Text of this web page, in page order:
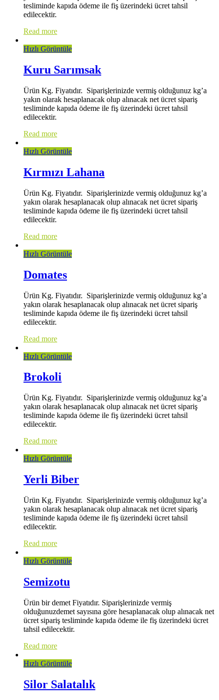
tesliminde kapıda ödeme ile fiş üzerindeki ücret tahsil
edilecektir.
Read more
Hızlı Görüntüle
Kuru Sarımsak
Ürün Kg. Fiyatıdır. Siparişlerinizde vermiş olduğunuz kg’a
yakın olarak hesaplanacak olup alınacak net ücret sipariş
tesliminde kapıda ödeme ile fiş üzerindeki ücret tahsil
edilecektir.
Read more
Hızlı Görüntüle
Kırmızı Lahana
Ürün Kg. Fiyatıdır. Siparişlerinizde vermiş olduğunuz kg’a
yakın olarak hesaplanacak olup alınacak net ücret sipariş
tesliminde kapıda ödeme ile fiş üzerindeki ücret tahsil
edilecektir.
Read more
Hızlı Görüntüle
Domates
Ürün Kg. Fiyatıdır. Siparişlerinizde vermiş olduğunuz kg’a
yakın olarak hesaplanacak olup alınacak net ücret sipariş
tesliminde kapıda ödeme ile fiş üzerindeki ücret tahsil
edilecektir.
Read more
Hızlı Görüntüle
Brokoli
Ürün Kg. Fiyatıdır. Siparişlerinizde vermiş olduğunuz kg’a
yakın olarak hesaplanacak olup alınacak net ücret sipariş
tesliminde kapıda ödeme ile fiş üzerindeki ücret tahsil
edilecektir.
Read more
Hızlı Görüntüle
Yerli Biber
Ürün Kg. Fiyatıdır. Siparişlerinizde vermiş olduğunuz kg’a
yakın olarak hesaplanacak olup alınacak net ücret sipariş
tesliminde kapıda ödeme ile fiş üzerindeki ücret tahsil
edilecektir.
Read more
Hızlı Görüntüle
Semizotu
Ürün bir demet Fiyatıdır. Siparişlerinizde vermiş
olduğunuzdemet sayısına göre hesaplanacak olup alınacak net
ücret sipariş tesliminde kapıda ödeme ile fiş üzerindeki ücret
tahsil edilecektir.
Read more
Hızlı Görüntüle
Silor Salatalık